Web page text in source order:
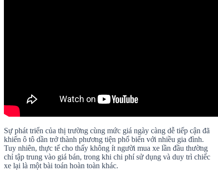
Sự phát triển của thị trường cùng mức giá ngày càng dễ tiếp cận đã
khiến ô tô dần trở thành phương tiện phổ biến với nhiều gia đình.
Tuy nhiên, thực tế cho thấy không ít người mua xe lần đầu thường
chỉ tập trung vào giá bán, trong khi chi phí sử dụng và duy trì chiếc
xe lại là một bài toán hoàn toàn khác.